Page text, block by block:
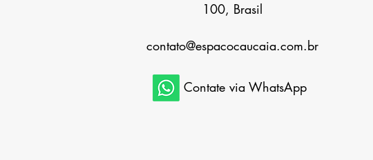
100, Brasil
contato@espacocaucaia.com.br
Contate via WhatsApp